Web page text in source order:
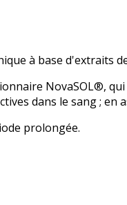
à base d'extraits
NovaSOL®,
dans le sang ;
prolongée.